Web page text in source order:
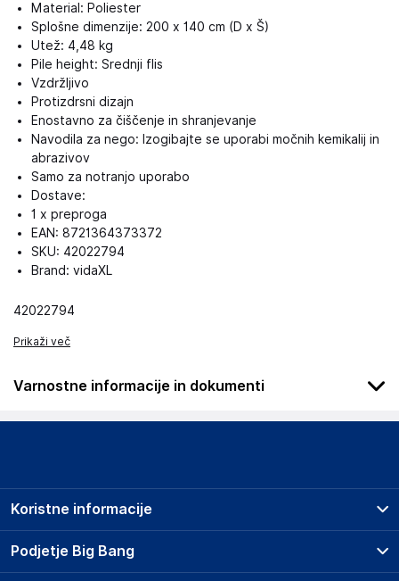
Material: Poliester
Splošne dimenzije: 200 x 140 cm (D x Š)
Utež: 4,48 kg
Pile height: Srednji flis
Vzdržljivo
Protizdrsni dizajn
Enostavno za čiščenje in shranjevanje
Navodila za nego: Izogibajte se uporabi močnih kemikalij in
abrazivov
Samo za notranjo uporabo
Dostave:
1 x preproga
EAN: 8721364373372
SKU: 42022794
Brand: vidaXL
42022794
Prikaži več
Varnostne informacije in dokumenti
Podatki o proizvajalcu
vidaXL
The Netherlands
Podjetje Big Bang
Koristne informacije
Prodajna mesta